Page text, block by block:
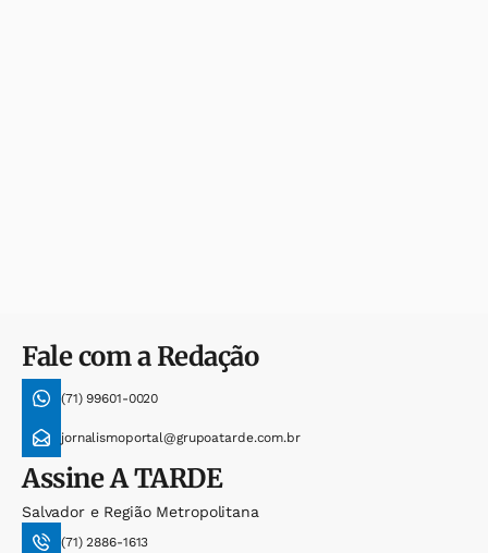
Fale com a Redação
(71) 99601-0020
jornalismoportal@grupoatarde.com.br
AssineA TARDE
Salvador e Região Metropolitana
(71) 2886-1613